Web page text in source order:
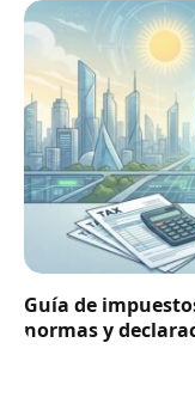
Guía de
normas y